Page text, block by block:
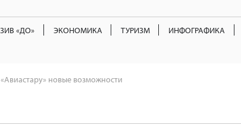
«ДО» ЭКОНОМИКА ТУРИЗМ ИНФОГРАФИКА
новые возможности